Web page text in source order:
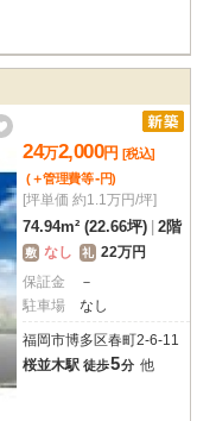
24万2,000円 [税込]
(＋管理費等-円)
[坪単価 約1.1万円/坪]
74.94m² (22.66坪) 2階
敷 なし 礼 22万円
保証金
－
駐車場
なし
福岡市博多区春町2-6-11
桜並木駅 徒歩5分 他